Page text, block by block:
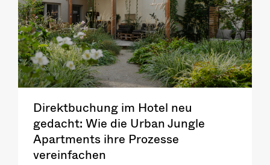
Direktbuchung im Hotel neu
gedacht: Wie die Urban Jungle
Apartments ihre Prozesse
vereinfachen